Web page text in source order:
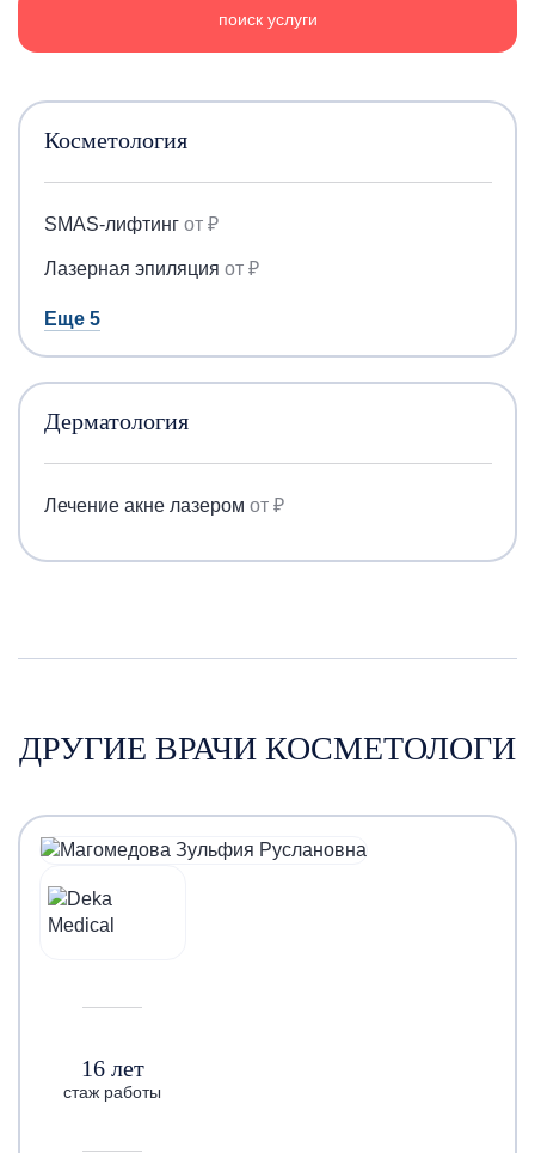
поиск услуги
Косметология
SMAS-лифтинг от ₽
Лазерная эпиляция от ₽
Еще 5
Дерматология
Лечение акне лазером от ₽
ДРУГИЕ ВРАЧИ КОСМЕТОЛОГИ
16 лет
стаж работы